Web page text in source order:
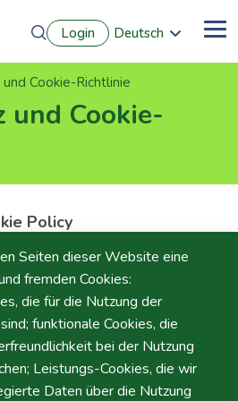
Login
Deutsch
Seiten dieser Website eine
fremden Cookies:
die für die Nutzung der
funktionale Cookies, die
bei der Nutzung
Leistungs-Cookies, die wir
Daten über die Nutzung
Cookie-Richtlinie
und Cookie-
Policy
de Aluguer sem Condutor, LDA.
the security and privacy of
. In this context,
and Cookies Policy ("Policy")
and respect for privacy rules